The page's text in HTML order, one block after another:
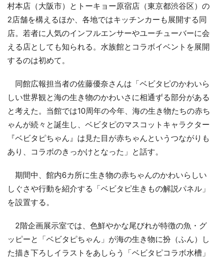
村本店（大阪市）とトーキョー原宿店（東京都渋谷区）の
2店舗を構えるほか、各地ではキッチンカーも展開する同
店。若者に人気のインフルエンサーやユーチューバーに会
える店としても知られる。水族館とコラボイベントを展開
するのは初めて。
同館広報担当者の佐藤優奈さんは「ベビタピのかわいら
しい世界観と海の生き物のかわいさに相通ずる部分がある
と考えた。当館では10周年の今年、海の生き物たちの赤ち
ゃんが続々と誕生し、ベビタピのマスコットキャラクター
『ベビタピちゃん』は見た目が赤ちゃんというつながりも
あり、コラボのきっかけとなった」と話す。
期間中、館内6カ所に生き物の赤ちゃんのかわいらしい
しぐさや行動を紹介する「ベビタピ生きもの解説パネル」
を設置する。
2階企画展示室では、色鮮やかな尾びれが特徴の魚・グ
ッピーと「ベビタピちゃん」が海の生き物に扮（ふん）し
た描き下ろしイラストをあしらう「ベビタピコラボ水槽」